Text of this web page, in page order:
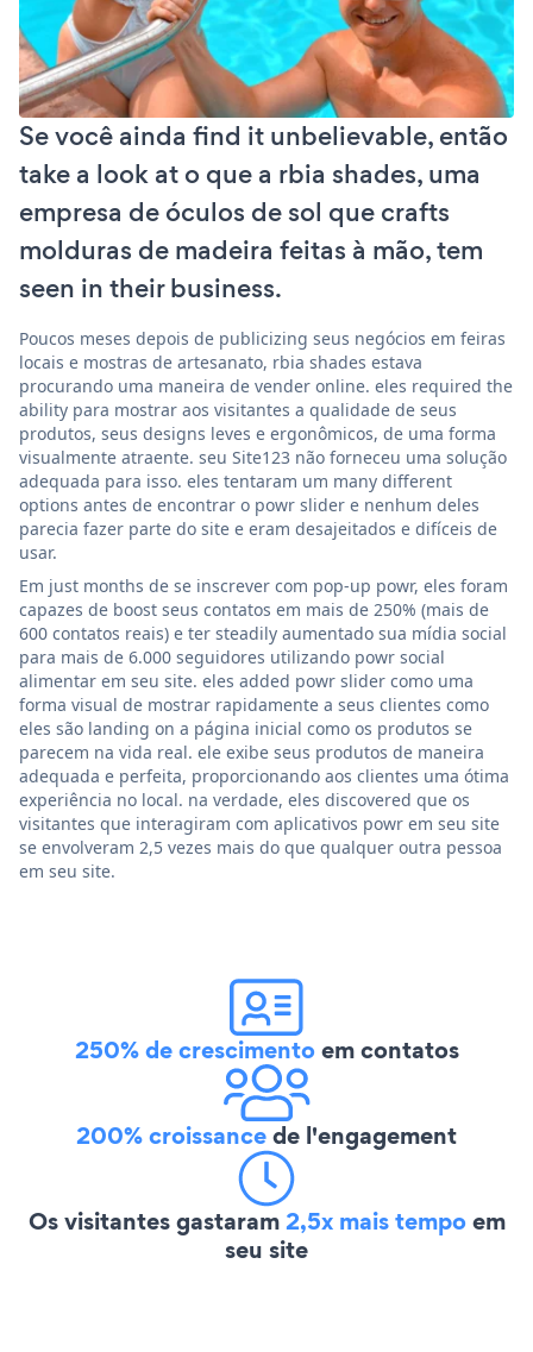
Se você ainda find it unbelievable, então
take a look at o que a rbia shades, uma
empresa de óculos de sol que crafts
molduras de madeira feitas à mão, tem
seen in their business.
Poucos meses depois de publicizing seus negócios em feiras
locais e mostras de artesanato, rbia shades estava
procurando uma maneira de vender online. eles required the
ability para mostrar aos visitantes a qualidade de seus
produtos, seus designs leves e ergonômicos, de uma forma
visualmente atraente. seu Site123 não forneceu uma solução
adequada para isso. eles tentaram um many different
options antes de encontrar o powr slider e nenhum deles
parecia fazer parte do site e eram desajeitados e difíceis de
usar.
Em just months de se inscrever com pop-up powr, eles foram
capazes de boost seus contatos em mais de 250% (mais de
600 contatos reais) e ter steadily aumentado sua mídia social
para mais de 6.000 seguidores utilizando powr social
alimentar em seu site. eles added powr slider como uma
forma visual de mostrar rapidamente a seus clientes como
eles são landing on a página inicial como os produtos se
parecem na vida real. ele exibe seus produtos de maneira
adequada e perfeita, proporcionando aos clientes uma ótima
experiência no local. na verdade, eles discovered que os
visitantes que interagiram com aplicativos powr em seu site
se envolveram 2,5 vezes mais do que qualquer outra pessoa
em seu site.
250% de crescimentoem contatos
200% croissancede l'engagement
Os visitantes gastaram2,5x mais tempoem
seu site